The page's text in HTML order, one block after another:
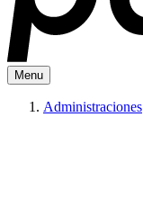
Menu
Administraciones